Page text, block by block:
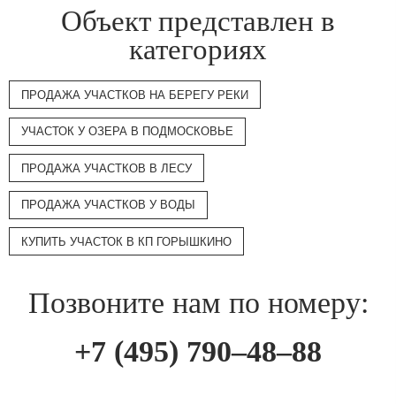
Объект представлен в
категориях
ПРОДАЖА УЧАСТКОВ НА БЕРЕГУ РЕКИ
УЧАСТОК У ОЗЕРА В ПОДМОСКОВЬЕ
ПРОДАЖА УЧАСТКОВ В ЛЕСУ
ПРОДАЖА УЧАСТКОВ У ВОДЫ
КУПИТЬ УЧАСТОК В КП ГОРЫШКИНО
Позвоните нам по номеру:
+7 (495) 790–48–88